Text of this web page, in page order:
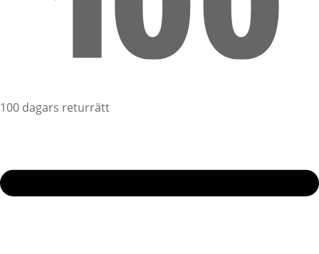
100 dagars returrätt